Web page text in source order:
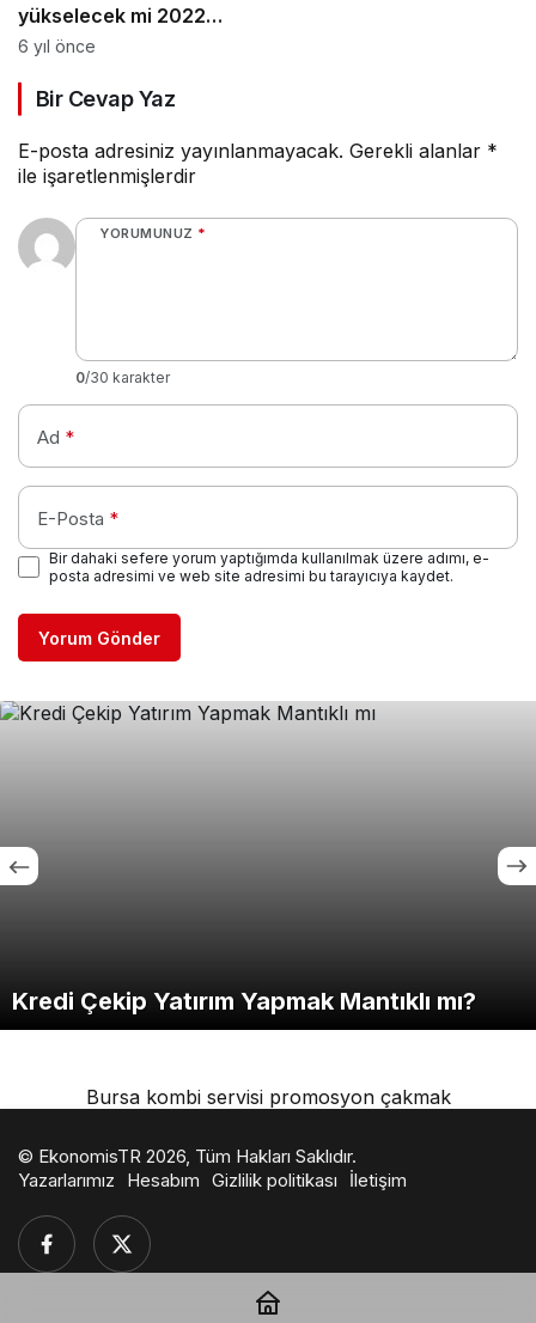
yükselecek mi 2022
altın fiyat tahminleri
6 yıl önce
Bir Cevap Yaz
E-posta adresiniz yayınlanmayacak. Gerekli alanlar *
ile işaretlenmişlerdir
YORUMUNUZ *
0/30 karakter
Ad *
E-Posta *
Bir dahaki sefere yorum yaptığımda kullanılmak üzere adımı, e-
posta adresimi ve web site adresimi bu tarayıcıya kaydet.
Yorum Gönder
Kredi Çekip Yatırım Yapmak Mantıklı mı?
Bursa kombi servisi promosyon çakmak
© EkonomisTR 2026, Tüm Hakları Saklıdır.
Yazarlarımız
Hesabım Gizlilik politikası İletişim